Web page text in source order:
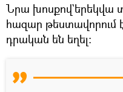
Նրա խոսքով`երեկվա
հազար թեստավորում
դրական են եղել: